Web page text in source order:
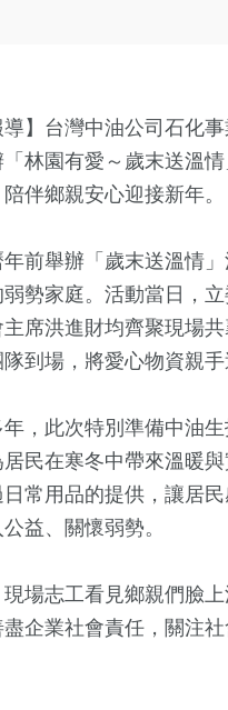
導】台灣中油公司石化
林園有愛～歲末送溫
伴鄉親安心迎接新年。
前舉辦「歲末送溫情
勢家庭。活動當日，
席洪進財均齊聚現場
到場，將愛心物資親
，此次特別準備中油
民在寒冬中帶來溫暖
常用品的提供，讓居
益、關懷弱勢。
場志工看見鄉親們臉
企業社會責任，關注